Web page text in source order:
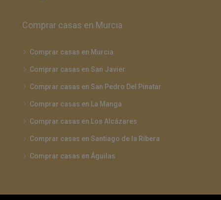
Comprar casas en Murcia
Comprar casas en Murcia
Comprar casas en San Javier
Comprar casas en San Pedro Del Pinatar
Comprar casas en La Manga
Comprar casas en Los Alcázares
Comprar casas en Santiago de la Ribera
Comprar casas en Águilas